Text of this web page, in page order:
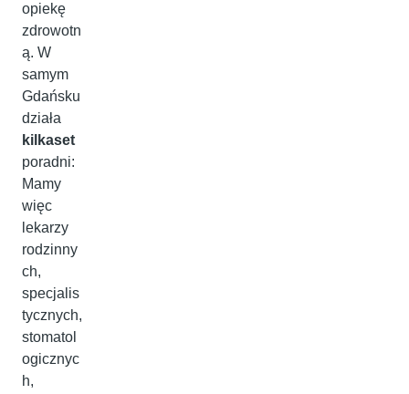
opiekę
zdrowotn
ą. W
samym
Gdańsku
działa
kilkaset
poradni:
Mamy
więc
lekarzy
rodzinny
ch,
specjalis
tycznych,
stomatol
ogicznyc
h,